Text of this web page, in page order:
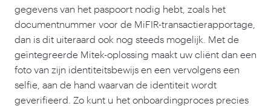
gegevens van het paspoort nodig hebt, zoals het
documentnummer voor de MiFIR-transactierapportage,
dan is dit uiteraard ook nog steeds mogelijk. Met de
geïntegreerde Mitek-oplossing maakt uw cliënt dan een
foto van zijn identiteitsbewijs en een vervolgens een
selfie, aan de hand waarvan de identiteit wordt
geverifieerd. Zo kunt u het onboardingproces precies